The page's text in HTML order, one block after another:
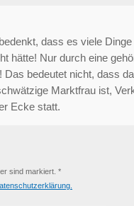
dass es viele
hätte! Nur durch eine
bedeutet nicht, dass
Marktfrau ist,
Ecke statt.
sind markiert. *